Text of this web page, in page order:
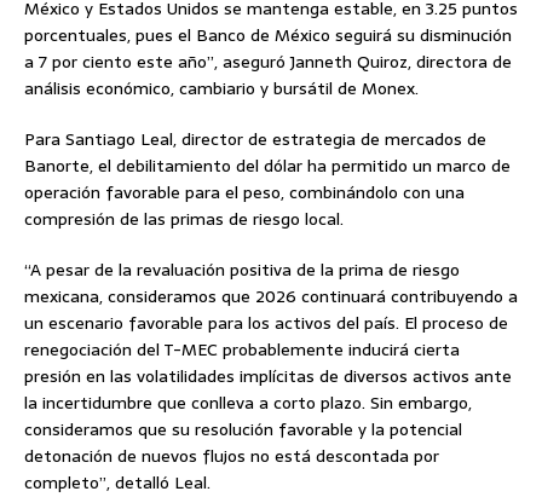
México y Estados Unidos se mantenga estable, en 3.25 puntos
porcentuales, pues el Banco de México seguirá su disminución
a 7 por ciento este año”, aseguró Janneth Quiroz, directora de
análisis económico, cambiario y bursátil de Monex.
Para Santiago Leal, director de estrategia de mercados de
Banorte, el debilitamiento del dólar ha permitido un marco de
operación favorable para el peso, combinándolo con una
compresión de las primas de riesgo local.
“A pesar de la revaluación positiva de la prima de riesgo
mexicana, consideramos que 2026 continuará contribuyendo a
un escenario favorable para los activos del país. El proceso de
renegociación del T-MEC probablemente inducirá cierta
presión en las volatilidades implícitas de diversos activos ante
la incertidumbre que conlleva a corto plazo. Sin embargo,
consideramos que su resolución favorable y la potencial
detonación de nuevos flujos no está descontada por
completo”, detalló Leal.